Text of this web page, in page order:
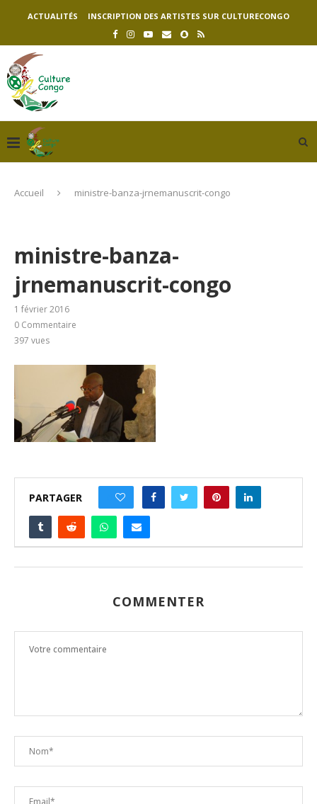
ACTUALITÉS INSCRIPTION DES ARTISTES SUR CULTURECONGO
Accueil ministre-banza-jrnemanuscrit-congo
ministre-banza-
jrnemanuscrit-congo
1 février 2016
0 Commentaire
397 vues
PARTAGER
COMMENTER